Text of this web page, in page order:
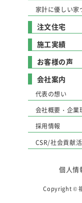
家計に優しい家
注文住宅
施工実績
お客様の声
会社案内
代表の想い
会社概要・企業
採用情報
CSR/社会貢献
個人情
Copyright ©